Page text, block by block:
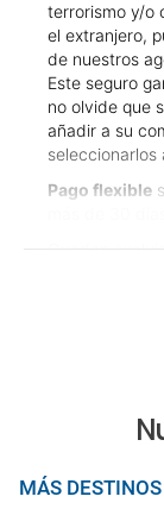
terrorismo y/o
el extranjero,
de nuestros
Este seguro
no olvide que
añadir a su
seleccionarlos
Pago flexible
MÁS DESTINOS